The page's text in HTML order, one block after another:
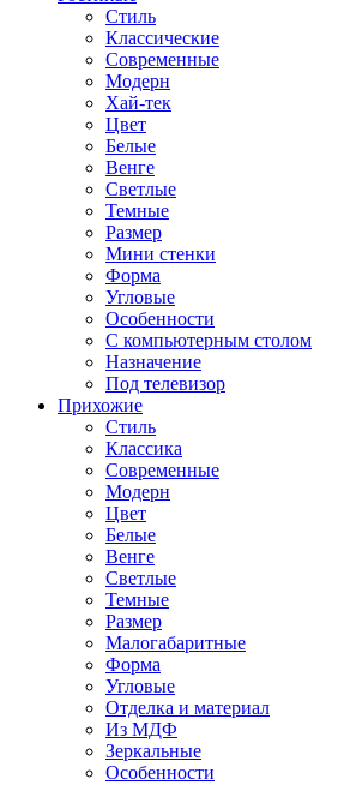
Стиль
Классические
Современные
Модерн
Хай-тек
Цвет
Белые
Венге
Светлые
Темные
Размер
Мини стенки
Форма
Угловые
Особенности
С компьютерным столом
Назначение
Под телевизор
Прихожие
Стиль
Классика
Современные
Модерн
Цвет
Белые
Венге
Светлые
Темные
Размер
Малогабаритные
Форма
Угловые
Отделка и материал
Из МДФ
Зеркальные
Особенности